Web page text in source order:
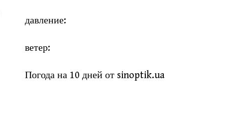
давление:
ветер:
Погода на 10 дней от sinoptik.ua